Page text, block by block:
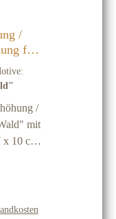
/
für
Wald"
/
mit
10 cm
zur